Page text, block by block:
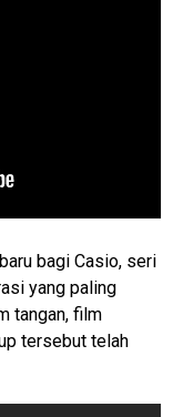
bagi Casio, seri
yang paling
tangan, film
tersebut telah